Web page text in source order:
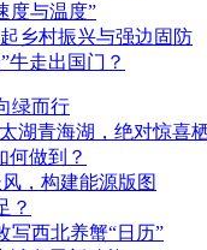
度与温度”
乡村振兴与强边固防
牛走出国门？
绿而行
湖青海湖，绝对惊喜
何做到？
，构建能源版图
？
写西北养蟹“日历”